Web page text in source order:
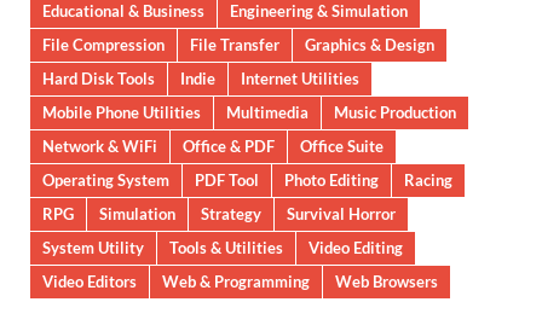
Educational & Business
Engineering & Simulation
File Compression
File Transfer
Graphics & Design
Hard Disk Tools
Indie
Internet Utilities
Mobile Phone Utilities
Multimedia
Music Production
Network & WiFi
Office & PDF
Office Suite
Operating System
PDF Tool Photo Editing
Racing
RPG
Simulation Strategy
Survival Horror
System Utility
Tools & Utilities
Video Editing
Video Editors
Web & Programming Web Browsers